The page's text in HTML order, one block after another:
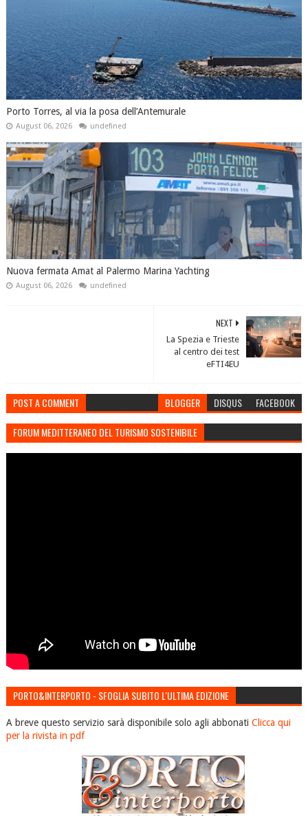
Porto Torres, al via la posa dell’Antemurale
August 06, 2026 undefined
Nuova fermata Amat al Palermo Marina Yachting
August 06, 2026 undefined
NEXT
La Spezia e Trieste
al centro dei test
eFTI4EU
POST A COMMENT BLOGGER DISQUS FACEBOOK
FORUM MEDITTERANEO DEL TURISMO SOSTENIBILE
PORTO&INTERPORTO - SFOGLIA SUBITO L'ULTIMA EDIZIONE
A breve questo servizio sarà disponibile solo agli abbonati Clicca qui
per la rivista in pdf